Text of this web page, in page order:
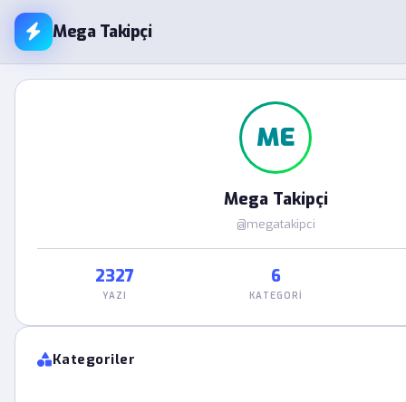
Mega Takipçi
ME
Mega Takipçi
@megatakipci
2327
YAZI
6
KATEGORI
Kategoriler